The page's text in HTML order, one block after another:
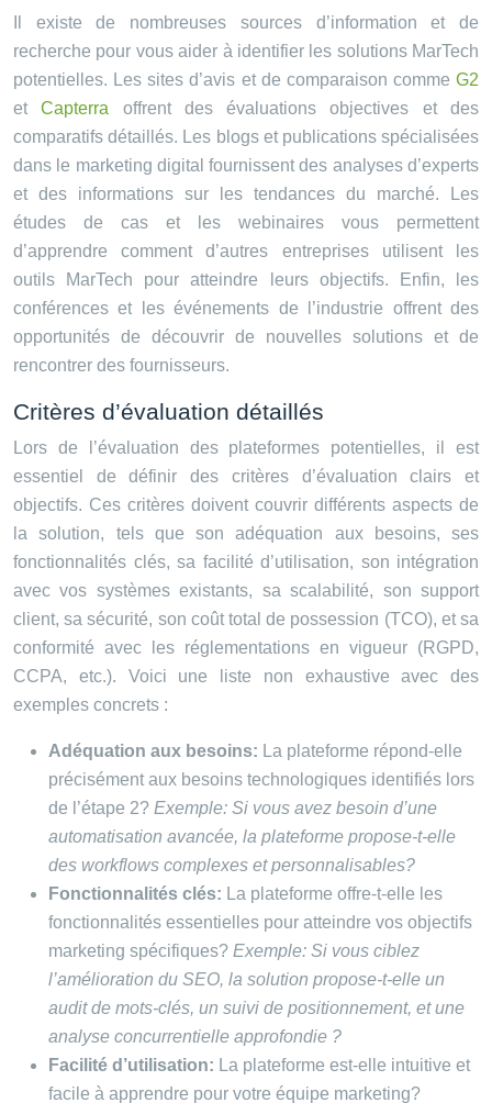
Il existe de nombreuses sources d’information et de
recherche pour vous aider à identifier les solutions MarTech
potentielles. Les sites d’avis et de comparaison comme G2
etCapterra offrent des évaluations objectives et des
comparatifs détaillés. Les blogs et publications spécialisées
dans le marketing digital fournissent des analyses d’experts
et des informations sur les tendances du marché. Les
études de cas et les webinaires vous permettent
d’apprendre comment d’autres entreprises utilisent les
outils MarTech pour atteindre leurs objectifs. Enfin, les
conférences et les événements de l’industrie offrent des
opportunités de découvrir de nouvelles solutions et de
rencontrer des fournisseurs.
Critères d’évaluation détaillés
Lors de l’évaluation des plateformes potentielles, il est
essentiel de définir des critères d’évaluation clairs et
objectifs. Ces critères doivent couvrir différents aspects de
la solution, tels que son adéquation aux besoins, ses
fonctionnalités clés, sa facilité d’utilisation, son intégration
avec vos systèmes existants, sa scalabilité, son support
client, sa sécurité, son coût total de possession (TCO), et sa
conformité avec les réglementations en vigueur (RGPD,
CCPA, etc.). Voici une liste non exhaustive avec des
exemples concrets :
Adéquation aux besoins: La plateforme répond-elle
précisément aux besoins technologiques identifiés lors
de l’étape 2? Exemple: Si vous avez besoin d’une
automatisation avancée, la plateforme propose-t-elle
des workflows complexes et personnalisables?
Fonctionnalités clés: La plateforme offre-t-elle les
fonctionnalités essentielles pour atteindre vos objectifs
marketing spécifiques? Exemple: Si vous ciblez
l’amélioration du SEO, la solution propose-t-elle un
audit de mots-clés, un suivi de positionnement, et une
analyse concurrentielle approfondie ?
Facilité d’utilisation: La plateforme est-elle intuitive et
facile à apprendre pour votre équipe marketing?